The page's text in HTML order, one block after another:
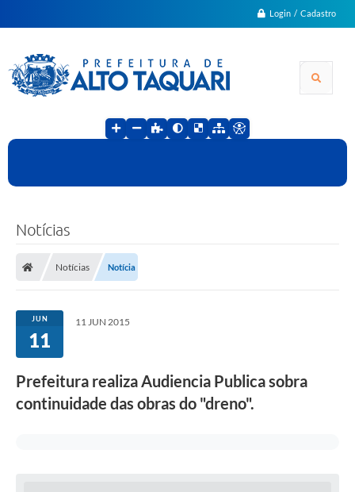
Login / Cadastro
Notícias
Notícias Notícia
JUN
11
11 JUN 2015
Prefeitura realiza Audiencia Publica sobra
continuidade das obras do "dreno".